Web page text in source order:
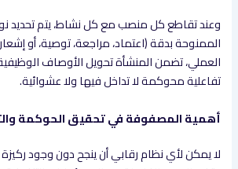
وعند تقاطع كل منصب مع كل نشاط، يتم تحديد
الممنوحة بدقة (اعتماد، مراجعة، توصية، أو
العملي، تضمن المنشأة تحويل الأوصاف
تفاعلية محوكمة لا تداخل فيها ولا عشوائية.
أهمية المصفوفة في تحقيق الحوكمة
لا يمكن لأي نظام رقابي أن ينجح دون وجود